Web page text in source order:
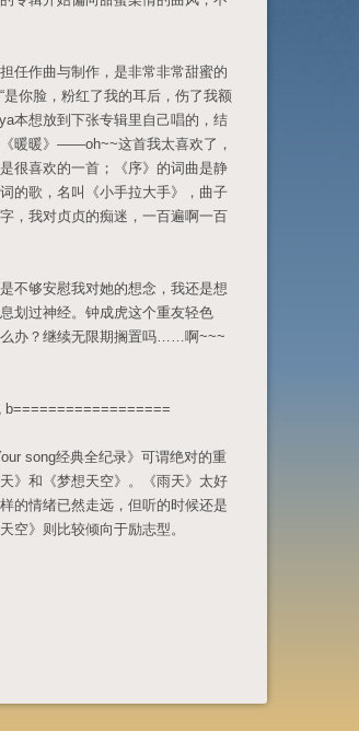
作曲与制作，是非常非常甜蜜的
你脸，粉红了我的耳后，伤了我额
本想放到下张专辑里自己唱的，结
暖暖》――oh~~这首我太喜欢了，
很喜欢的一首；《序》的词曲是静
的歌，名叫《小手拉大手》，曲子
，我对贞贞的痴迷，一百遍啊一百
够安慰我对她的想念，我还是想
划过神经。钟成虎这个重友轻色
么办？继续无限期搁置吗……啊~~~
song经典全纪录》可谓绝对的重
》和《梦想天空》。《雨天》太好
的情绪已然走远，但听的时候还是
空》则比较倾向于励志型。